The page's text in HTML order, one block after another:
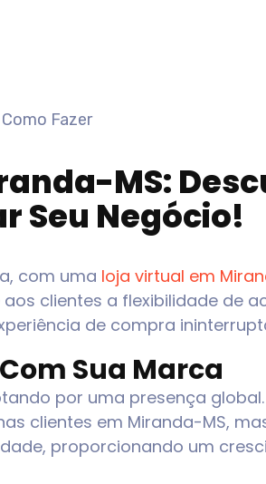
MS:
Seu Negócio!
com uma loja virtual em
clientes a flexibilidade de
de compra
Sua Marca
por uma presença
clientes em Miranda-MS,
proporcionando um